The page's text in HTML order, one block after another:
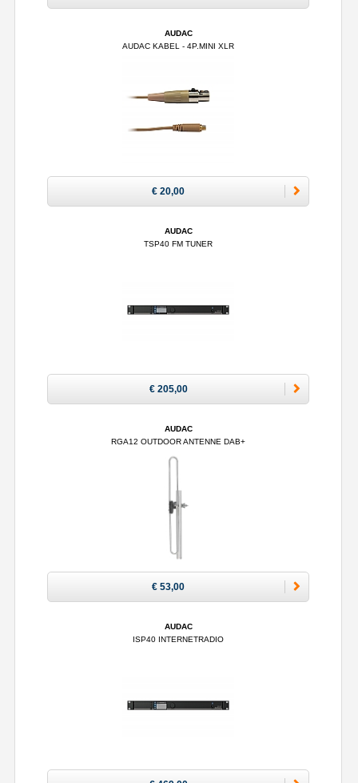
AUDAC
AUDAC KABEL - 4P.MINI XLR
€ 20,00
AUDAC
TSP40 FM TUNER
€ 205,00
AUDAC
RGA12 OUTDOOR ANTENNE DAB+
€ 53,00
AUDAC
ISP40 INTERNETRADIO